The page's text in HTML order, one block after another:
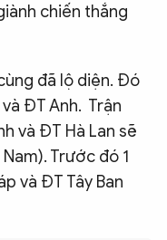
chiến thắng
đã lộ diện. Đó
ĐT Anh. Trận
và ĐT Hà Lan sẽ
Trước đó 1
và ĐT Tây Ban